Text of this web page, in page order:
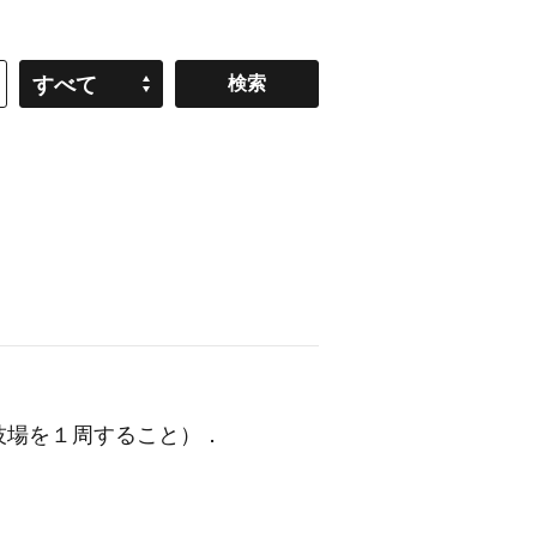
すべて
を１周すること） ．